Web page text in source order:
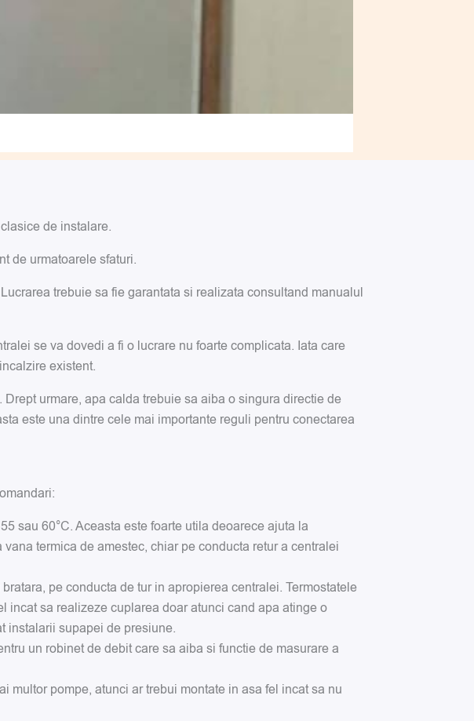
de instalare.
de urmatoarele sfaturi.
trebuie sa fie garantata si realizata consultand manualul
se va dovedi a fi o lucrare nu foarte complicata. Iata care
existent.
urmare, apa calda trebuie sa aiba o singura directie de
este una dintre cele mai importante reguli pentru conectarea
sau 60°C. Aceasta este foarte utila deoarece ajuta la
termica de amestec, chiar pe conducta retur a centralei
pe conducta de tur in apropierea centralei. Termostatele
incat sa realizeze cuplarea doar atunci cand apa atinge o
instalarii supapei de presiune.
un robinet de debit care sa aiba si functie de masurare a
multor pompe, atunci ar trebui montate in asa fel incat sa nu